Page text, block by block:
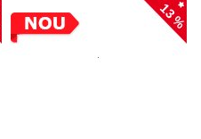
13 %